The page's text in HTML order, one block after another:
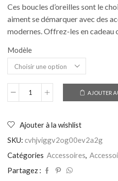
Ces boucles d’oreilles sont le
aiment se démarquer avec des
modernes. Offrez-les en cadeau
Modèle
quantité
d'oreilles
de
Vanille
Chocolat
AJOUTER
Ajouter à la wishlist
SKU: cvhjviggv2og00ev2a2g
Catégories Accessoires,
Partagez :